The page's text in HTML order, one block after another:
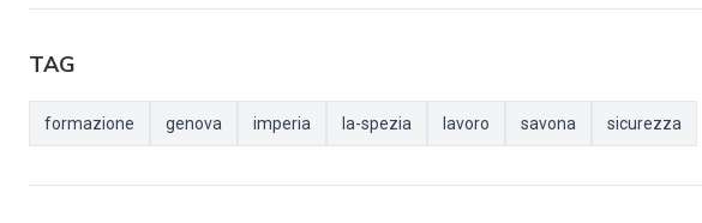
TAG
formazione genova imperia la-spezia lavoro savona sicurezza